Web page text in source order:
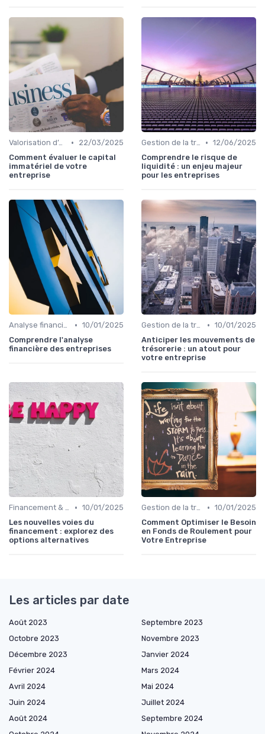
Valorisation d’entreprise •
22/03/2025
Comment évaluer le capital
immatériel de votre
entreprise
Gestion de la trésorerie & cash management • 12/06/2025
Comprendre le risque de
liquidité : un enjeu majeur
pour les entreprises
Analyse financière • 10/01/2025
Comprendre l'analyse
financière des entreprises
Gestion de la trésorerie & cash management • 10/01/2025
Anticiper les mouvements de
trésorerie : un atout pour
votre entreprise
Financement & levées de fonds • 10/01/2025
Les nouvelles voies du
financement : explorez des
options alternatives
Gestion de la trésorerie & cash management • 10/01/2025
Comment Optimiser le Besoin
en Fonds de Roulement pour
Votre Entreprise
Les articles par date
Août 2023
Septembre 2023
Octobre 2023
Novembre 2023
Décembre 2023
Janvier 2024
Février 2024
Mars 2024
Avril 2024
Mai 2024
Juin 2024
Juillet 2024
Août 2024
Septembre 2024